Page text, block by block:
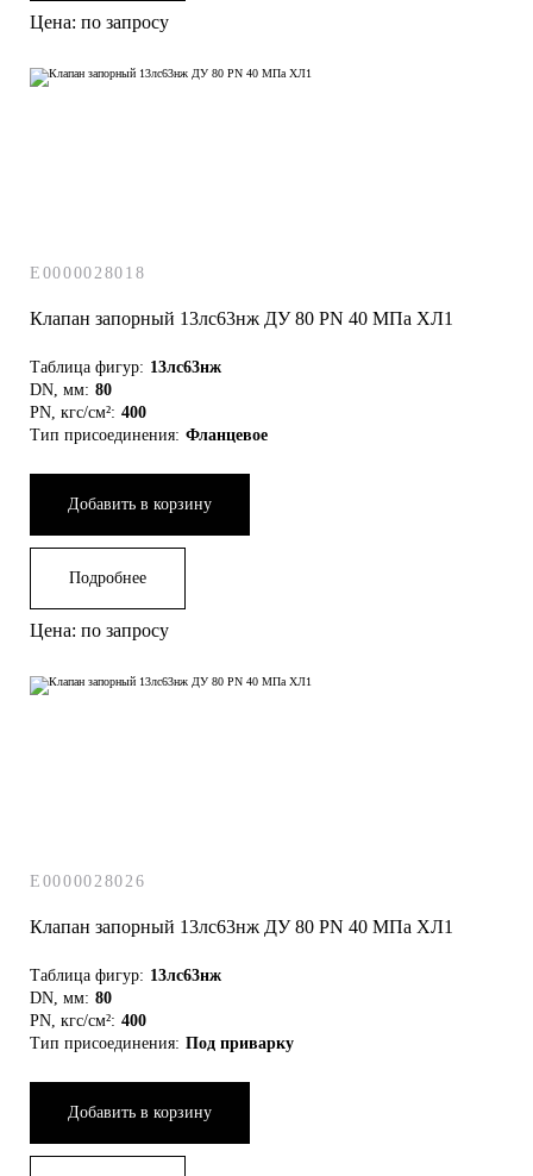
Цена: по запросу
E0000028018
Клапан запорный 13лс63нж ДУ 80 РN 40 МПа ХЛ1
Таблица фигур: 13лс63нж
DN, мм: 80
PN, кгс/см²: 400
Тип присоединения: Фланцевое
Добавить в корзину
Подробнее
Цена: по запросу
E0000028026
Клапан запорный 13лс63нж ДУ 80 РN 40 МПа ХЛ1
Таблица фигур: 13лс63нж
DN, мм: 80
PN, кгс/см²: 400
Тип присоединения: Под приварку
Добавить в корзину